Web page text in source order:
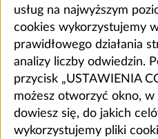
usług na najwyższym
cookies wykorzystujemy
prawidłowego działania
analizy liczby odwiedzin.
przycisk „USTAWIENIA
możesz otworzyć okno,
dowiesz się, do jakich
wykorzystujemy pliki